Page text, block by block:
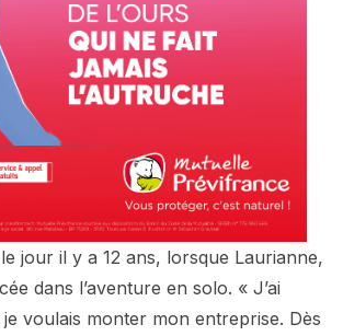
le jour il y a 12 ans, lorsque Laurianne,
dans l’aventure en solo. « J’ai
voulais monter mon entreprise. Dès